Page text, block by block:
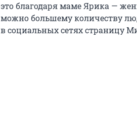
это благодаря маме Ярика —
можно большему количеству
в социальных сетях страницу